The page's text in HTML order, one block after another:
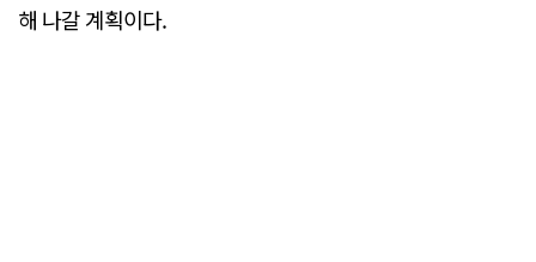
해 나갈 계획이다.